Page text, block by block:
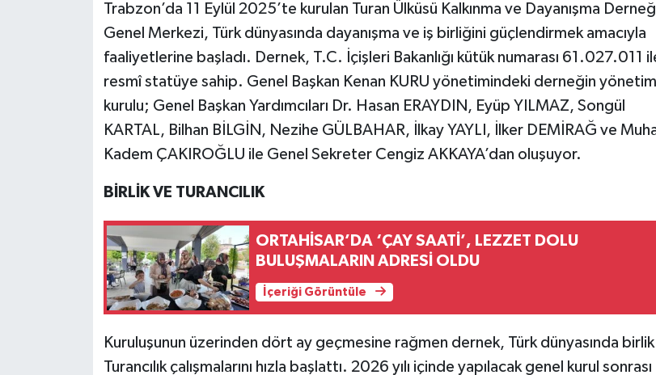
Trabzon’da 11 Eylül 2025’te kurulan Turan Ülküsü Kalkınma ve Dayanışma
Genel Merkezi, Türk dünyasında dayanışma ve iş birliğini güçlendirmek amacıyla
faaliyetlerine başladı. Dernek, T.C. İçişleri Bakanlığı kütük numarası 61.027.011
resmî statüye sahip. Genel Başkan Kenan KURU yönetimindeki derneğin yönetim
kurulu; Genel Başkan Yardımcıları Dr. Hasan ERAYDIN, Eyüp YILMAZ, Songül
KARTAL, Bilhan BİLGİN, Nezihe GÜLBAHAR, İlkay YAYLI, İlker DEMİRAĞ ve
Kadem ÇAKIROĞLU ile Genel Sekreter Cengiz AKKAYA’dan oluşuyor.
BİRLİK VE TURANCILIK
ORTAHİSAR’DA ‘ÇAY SAATİ’, LEZZET DOLU
BULUŞMALARIN ADRESİ OLDU
İçeriği Görüntüle
Kuruluşunun üzerinden dört ay geçmesine rağmen dernek, Türk dünyasında
Turancılık çalışmalarını hızla başlattı. 2026 yılı içinde yapılacak genel kurul sonrası